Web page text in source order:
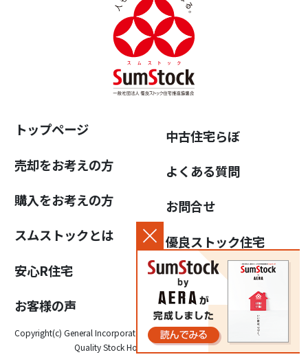
トップページ
売却をお考えの方
購入をお考えの方
スムストックとは
安心R住宅
お客様の声
中古住宅らぼ
よくある質問
お問合せ
優良ストック住宅
推進協議会について
個人情報保護方針
Copyright(c) General Incorporated Association for the Promotion of High-
Quality Stock Housing, All Rights Reserved.